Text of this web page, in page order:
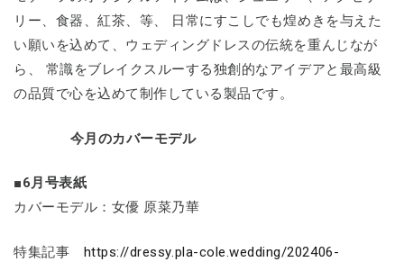
リー、食器、紅茶、等、 日常にすこしでも煌めきを与えた
い願いを込めて、ウェディングドレスの伝統を重んじなが
ら、 常識をブレイクスルーする独創的なアイデアと最高級
の品質で心を込めて制作している製品です。
今月のカバーモデル
■6月号表紙
カバーモデル：女優 原菜乃華
特集記事 https://dressy.pla-cole.wedding/202406-